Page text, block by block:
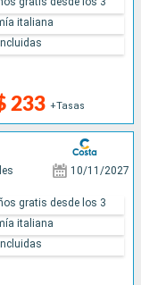
233 +Tasas
italiana
10/11/2027
gratis desde los 3
italiana